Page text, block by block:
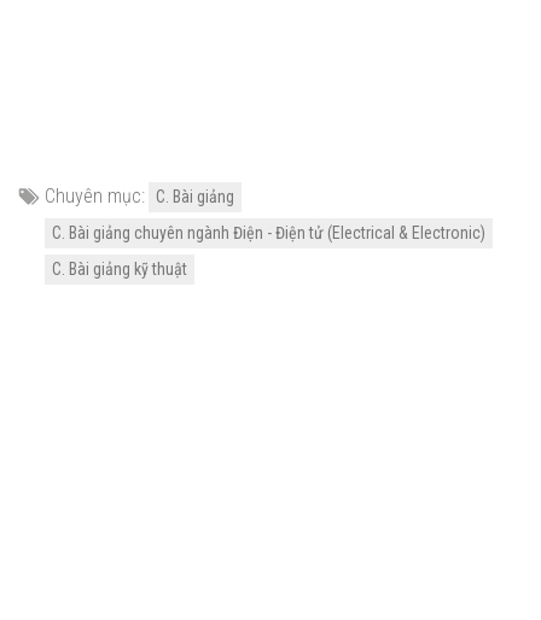
Chuyên mục:
C. Bài giảng
C. Bài giảng chuyên ngành Điện - Điện tử (Electrical & Electronic)
C. Bài giảng kỹ thuật